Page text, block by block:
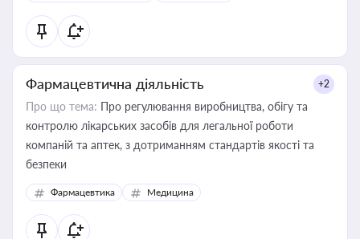
Фармацевтична діяльність +2
Про що тема: Про регулювання виробництва, обігу та
контролю лікарських засобів для легальної роботи
компаній та аптек, з дотриманням стандартів якості та
безпеки
Фармацевтика Медицина